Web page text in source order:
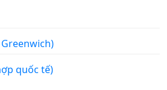
quốc tế)